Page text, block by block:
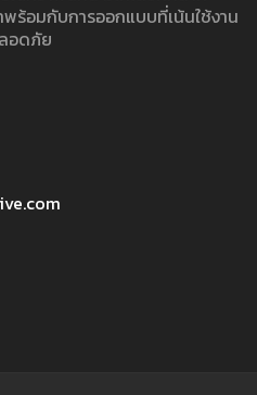
ร้อมกับการออกแบบที่เน้นใช้งาน
อดภัย